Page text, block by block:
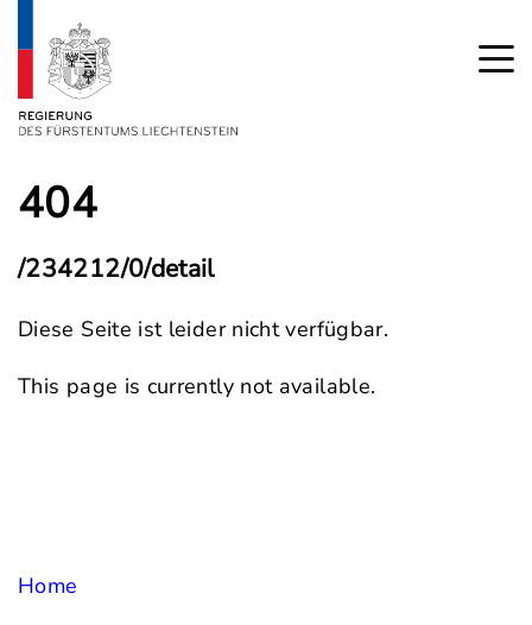
404
/234212/0/detail
Diese Seite ist leider nicht verfügbar.
This page is currently not available.
Home